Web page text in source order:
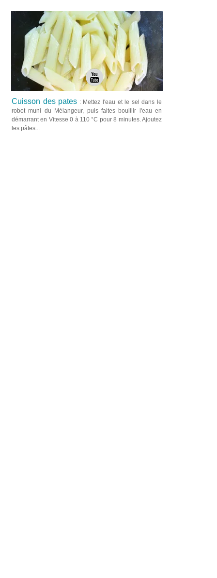
Cuisson des pates : Mettez l'eau et le sel dans le
robot muni du Mélangeur, puis faites bouillir l'eau en
démarrant en Vitesse 0 à 110 °C pour 8 minutes. Ajoutez
les pâtes...